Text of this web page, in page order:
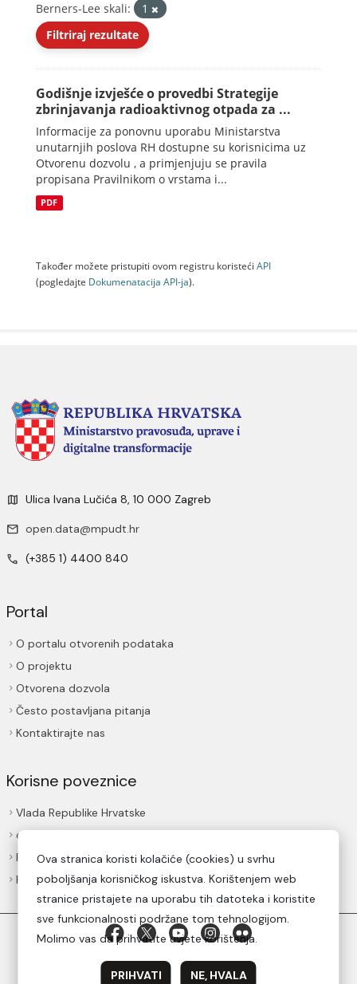
Berners-Lee skali:
1
Filtriraj rezultate
Godišnje izvješće o provedbi Strategije
zbrinjavanja radioaktivnog otpada za ...
Informacije za ponovnu uporabu Ministarstva
unutarnjih poslova RH dostupne su korisnicima uz
Otvorenu dozvolu , a primjenjuju se pravila
propisana Pravilnikom o vrstama i...
PDF
Također možete pristupiti ovom registru koristeći API
(pogledajte Dokumenаtаcijа API-jа).